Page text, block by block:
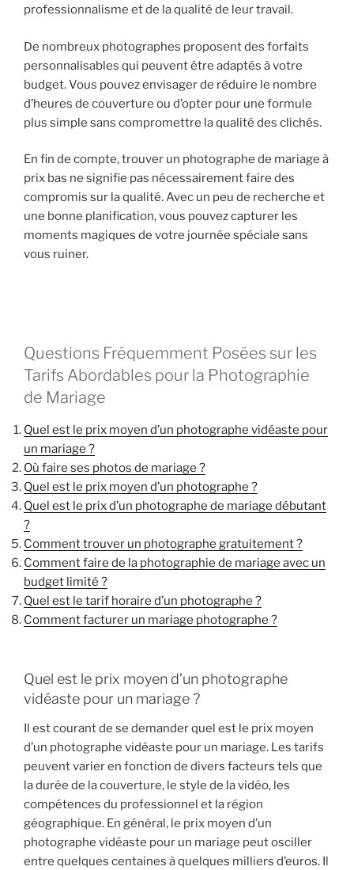
professionnalisme et de la qualité de leur travail.
De nombreux photographes proposent des forfaits
personnalisables qui peuvent être adaptés à votre
budget. Vous pouvez envisager de réduire le nombre
d’heures de couverture ou d’opter pour une formule
plus simple sans compromettre la qualité des clichés.
En fin de compte, trouver un photographe de mariage à
prix bas ne signifie pas nécessairement faire des
compromis sur la qualité. Avec un peu de recherche et
une bonne planification, vous pouvez capturer les
moments magiques de votre journée spéciale sans
vous ruiner.
Questions Fréquemment Posées sur les
Tarifs Abordables pour la Photographie
de Mariage
Quel est le prix moyen d’un photographe vidéaste pour
un mariage ?
Où faire ses photos de mariage ?
Quel est le prix moyen d’un photographe ?
Quel est le prix d’un photographe de mariage débutant
?
Comment trouver un photographe gratuitement ?
Comment faire de la photographie de mariage avec un
budget limité ?
Quel est le tarif horaire d’un photographe ?
Comment facturer un mariage photographe ?
Quel est le prix moyen d’un photographe
vidéaste pour un mariage ?
Il est courant de se demander quel est le prix moyen
d’un photographe vidéaste pour un mariage. Les tarifs
peuvent varier en fonction de divers facteurs tels que
la durée de la couverture, le style de la vidéo, les
compétences du professionnel et la région
géographique. En général, le prix moyen d’un
photographe vidéaste pour un mariage peut osciller
entre quelques centaines à quelques milliers d’euros. Il